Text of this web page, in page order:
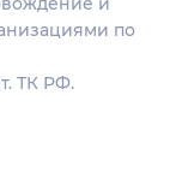
по
ТК РФ.